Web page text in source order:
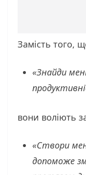
Замість того,
«Знайди
вони воліють
«Створи
допоможе